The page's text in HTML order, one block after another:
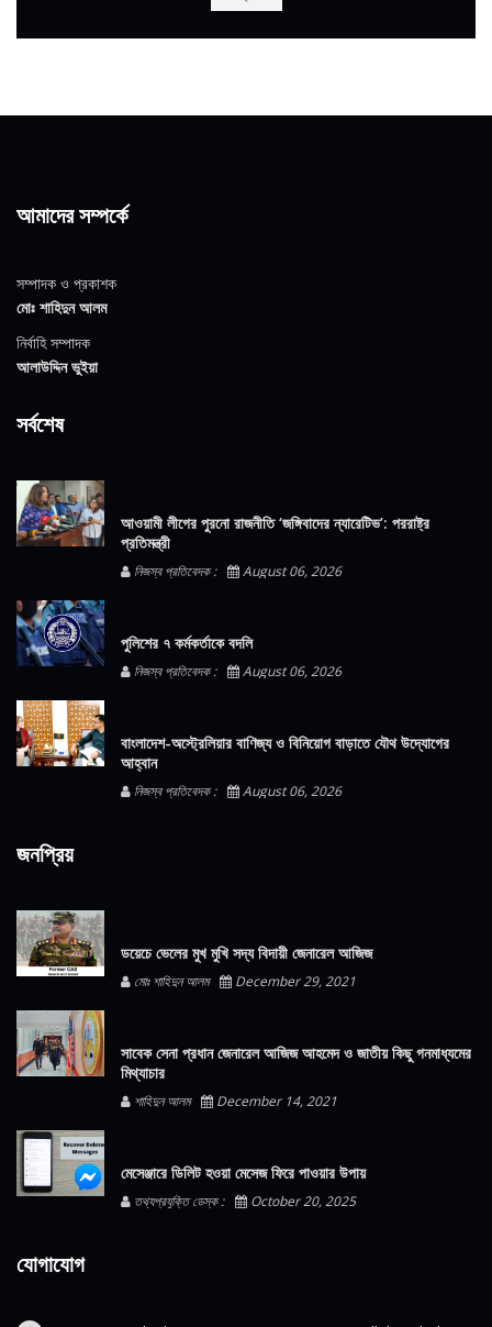
আমাদের সম্পর্কে
সম্পাদক ও প্রকাশক
মোঃ শাহিদুন আলম
নির্বাহি সম্পাদক
আলাউদ্দিন ভুইয়া
সর্বশেষ
আওয়ামী লীগের পুরনো রাজনীতি ‘জঙ্গিবাদের ন্যারেটিভ’: পররাষ্ট্র
প্রতিমন্ত্রী
নিজস্ব প্রতিবেদক : August 06, 2026
পুলিশের ৭ কর্মকর্তাকে বদলি
নিজস্ব প্রতিবেদক : August 06, 2026
বাংলাদেশ-অস্ট্রেলিয়ার বাণিজ্য ও বিনিয়োগ বাড়াতে যৌথ উদ্যোগের
আহ্বান
নিজস্ব প্রতিবেদক : August 06, 2026
জনপ্রিয়
ডয়েচে ভেলের মুখ মুখি সদ্য বিদায়ী জেনারেল আজিজ
মোঃ শাহিদুন আলম December 29, 2021
সাবেক সেনা প্রধান জেনারেল আজিজ আহমেদ ও জাতীয় কিছু গনমাধ্যমের
মিথ্যাচার
শাহিদুন আলম December 14, 2021
মেসেঞ্জারে ডিলিট হওয়া মেসেজ ফিরে পাওয়ার উপায়
তথ্যপ্রযুক্তি ডেস্ক : October 20, 2025
যোগাযোগ